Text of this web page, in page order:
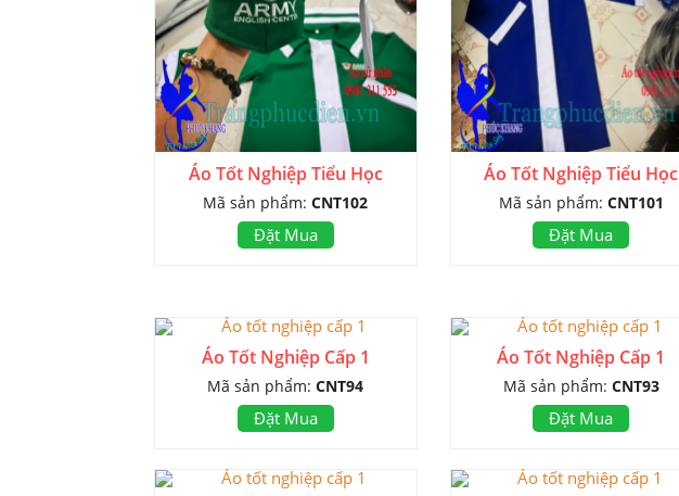
Áo Tốt Nghiệp Tiểu Học
Mã sản phẩm:CNT102
Đặt Mua
Áo Tốt Nghiệp Tiểu Học
Mã sản phẩm: CNT101
Đặt Mua
Áo Tốt Nghiệp Cấp 1
Mã sản phẩm:CNT94
Đặt Mua
Áo Tốt Nghiệp Cấp 1
Mã sản phẩm: CNT93
Đặt Mua